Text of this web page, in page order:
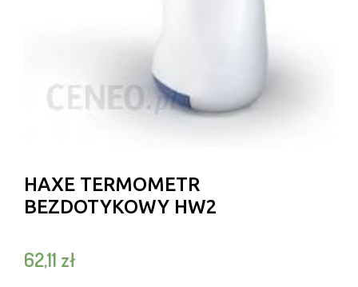
HAXE TERMOMETR
BEZDOTYKOWY HW2
62,11 zł